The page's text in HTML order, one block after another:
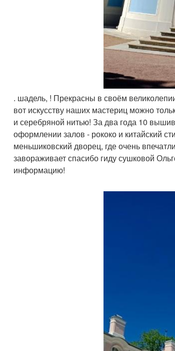
. шадель, ! Прекрасны в своём
вот искусству наших мастериц можно
и серебряной нитью! За два года 10
оформлении залов - рококо и китайский
меньшиковский дворец, где очень
завораживает спасибо гиду сушковой
информацию!